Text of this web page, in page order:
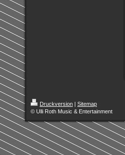
Druckversion | Sitemap
© Ulli Roth Music & Entertainment